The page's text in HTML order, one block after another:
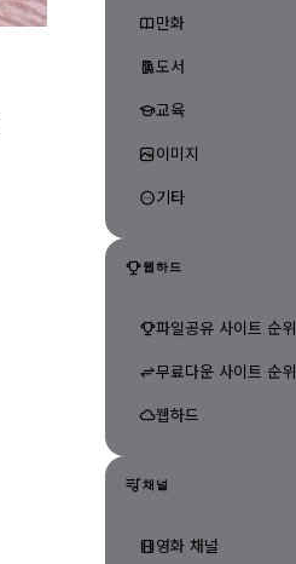
만화
도서
교육
이미지
기타
웹하드
파일공유 사이트 순위
무료다운 사이트 순위
웹하드
채널
영화 채널